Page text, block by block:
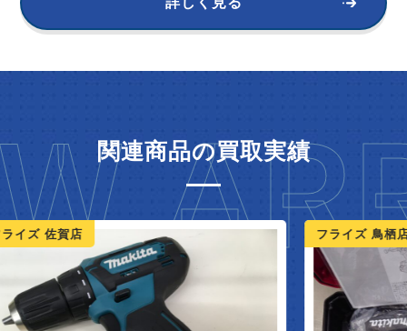
関連商品の買取実績
イズ 佐賀店 フライズ 鳥栖店